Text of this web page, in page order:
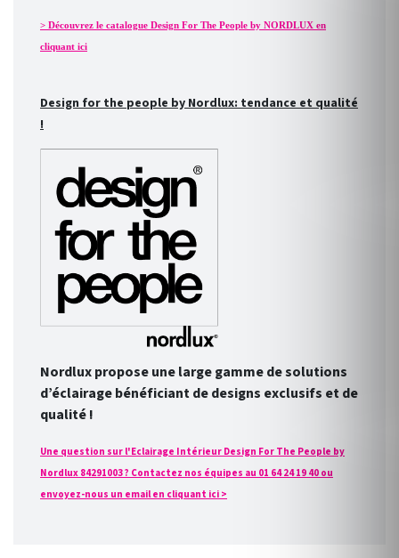
> Découvrez le catalogue Design For The People by NORDLUX en
cliquant ici
Design for the people by Nordlux: tendance et qualité
!
Nordlux propose une large gamme de solutions
d’éclairage bénéficiant de designs exclusifs et de
qualité !
Une question sur l'Eclairage Intérieur Design For The People by
Nordlux 84291003 ? Contactez nos équipes au 01 64 24 19 40 ou
envoyez-nous un email en cliquant ici >